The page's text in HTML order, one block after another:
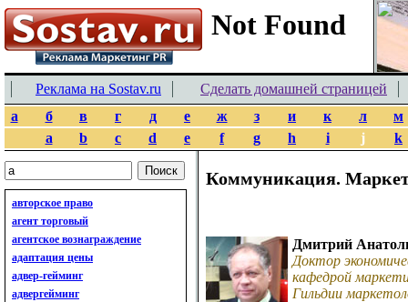
Реклама на Sostav.ru
Сделать домашней страницей
а
б в г д е ж з и к л
м
a
b c d e f g h i j k
авторское право
агент торговый
агентское вознаграждение
адаптация цены
адвер-гейминг
адвергейминг
Коммуникация.
Дмитрий
Доктор
кафедрой
Гильдии